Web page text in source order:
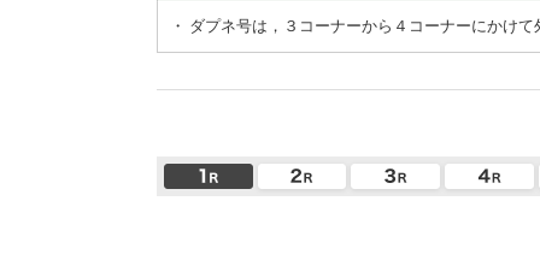
・ ダプネ号は，３コーナーから４コーナーにかけ